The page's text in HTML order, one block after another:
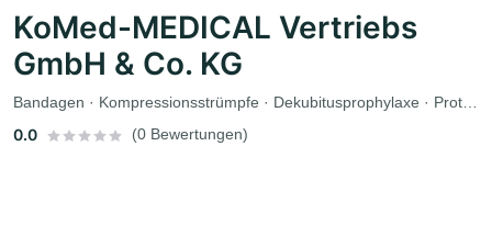
KoMed-MEDICAL Vertriebs
GmbH & Co. KG
Bandagen · Kompressionsstrümpfe · Dekubitusprophylaxe · Prothesen · Rehabilitationsgeräte
0.0 (0 Bewertungen)